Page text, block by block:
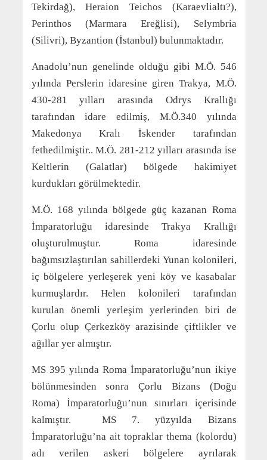
Tekirdağ), Heraion Teichos (Karaevlialtı?),
Perinthos (Marmara Ereğlisi), Selymbria
(Silivri), Byzantion (İstanbul) bulunmaktadır.
Anadolu’nun genelinde olduğu gibi M.Ö. 546
yılında Perslerin idaresine giren Trakya, M.Ö.
430-281 yılları arasında Odrys Krallığı
tarafından idare edilmiş, M.Ö.340 yılında
Makedonya Kralı İskender tarafından
fethedilmiştir.. M.Ö. 281-212 yılları arasında ise
Keltlerin (Galatlar) bölgede hakimiyet
kurdukları görülmektedir.
M.Ö. 168 yılında bölgede güç kazanan Roma
İmparatorluğu idaresinde Trakya Krallığı
oluşturulmuştur. Roma idaresinde
bağımsızlaştırılan sahillerdeki Yunan kolonileri,
iç bölgelere yerleşerek yeni köy ve kasabalar
kurmuşlardır. Helen kolonileri tarafından
kurulan önemli yerleşim yerlerinden biri de
Çorlu olup Çerkezköy arazisinde çiftlikler ve
ağıllar yer almıştır.
MS 395 yılında Roma İmparatorluğu’nun ikiye
bölünmesinden sonra Çorlu Bizans (Doğu
Roma) İmparatorluğu’nun sınırları içerisinde
kalmıştır. MS 7. yüzyılda Bizans
İmparatorluğu’na ait topraklar thema (kolordu)
adı verilen askeri bölgelere ayrılarak